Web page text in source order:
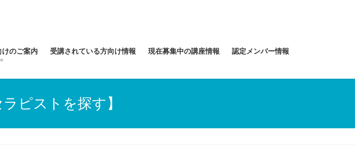
けのご案内 受講されている方向け情報 現在募集中の講座情報 認定メンバー情報
ピストを探す】